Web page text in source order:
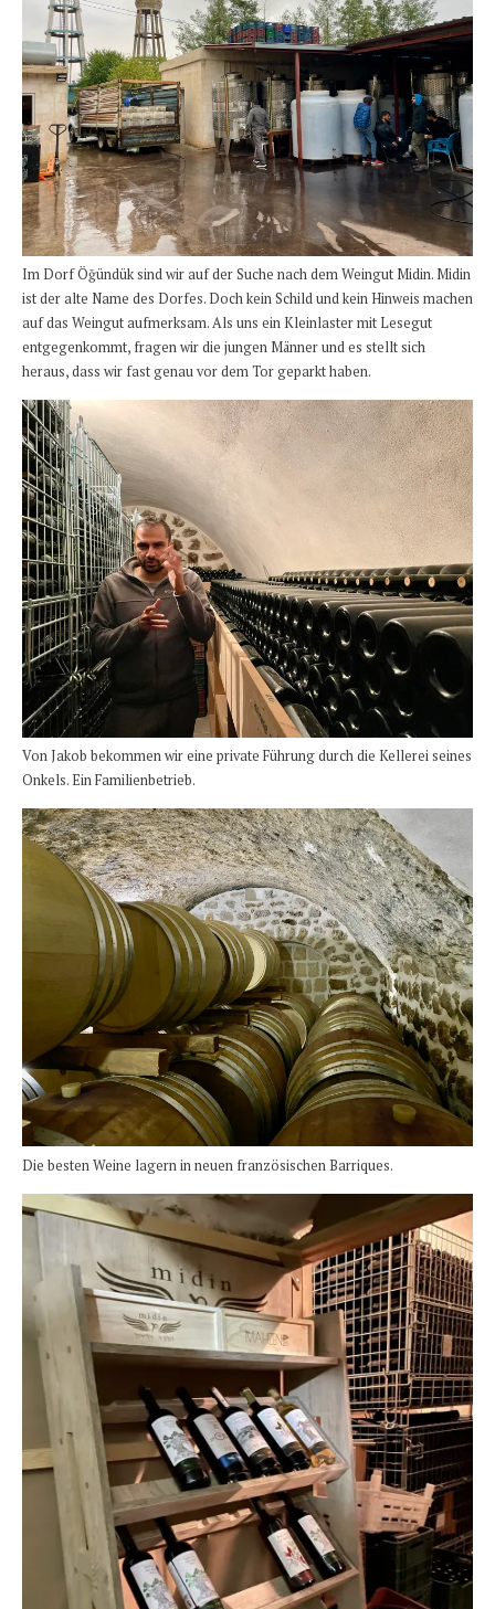
Im Dorf Öğündük sind wir auf der Suche nach dem Weingut Midin. Midin
ist der alte Name des Dorfes. Doch kein Schild und kein Hinweis machen
auf das Weingut aufmerksam. Als uns ein Kleinlaster mit Lesegut
entgegenkommt, fragen wir die jungen Männer und es stellt sich
heraus, dass wir fast genau vor dem Tor geparkt haben.
Von Jakob bekommen wir eine private Führung durch die Kellerei seines
Onkels. Ein Familienbetrieb.
Die besten Weine lagern in neuen französischen Barriques.